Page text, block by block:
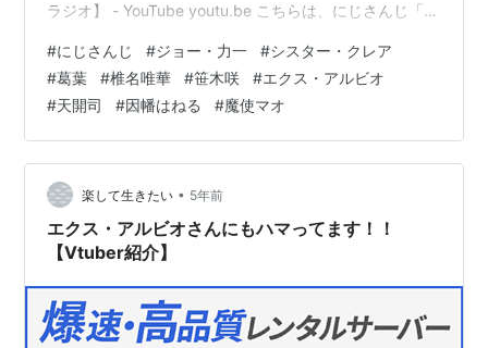
ラジオ】 - YouTube youtu.be こちらは、にじさんじ「ジ
きになります！ 最初は力ちゃんがはちゃめちゃしてクレ
アさんがはわわな感じかと思ってたけど､蓋を開けたらバ
チバチに面白いネタで討論会しててめっちゃ好きだわ 私
の考える最強の味噌汁の具は「豆腐」「わかめ」「ね
ぎ」です対戦よろしくおねがいします この2人の化学反
応でめちゃ…
#にじさんじ #ジョー・力一 #シスター・クレア
#葛葉 #椎名唯華 #笹木咲 #エクス・アルビオ
#天開司 #因幡はねる #魔使マオ
楽して生きたい • 5年前
エクス・アルビオさんにもハマってます！！
【Vtuber紹介】